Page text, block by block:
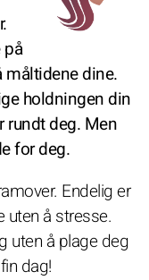
måltidene dine.
holdningen din
rundt deg. Men
for deg.
Endelig er
uten å stresse.
uten å plage deg
dag!